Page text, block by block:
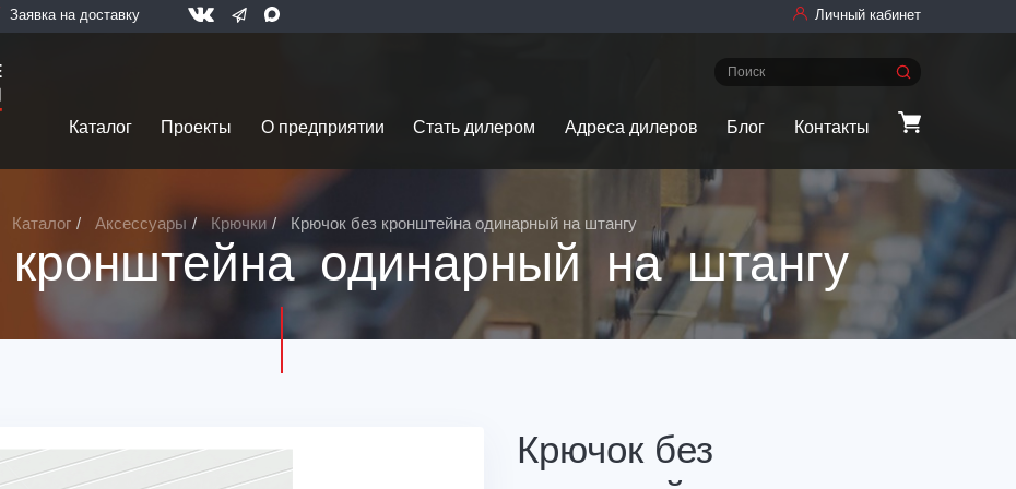
Заявка на доставку Личный кабинет
Каталог Проекты О предприятии Стать дилером Адреса дилеров Блог Контакты
Каталог Аксессуары Крючки Крючок без кронштейна одинарный на штангу
одинарный на штангу
Крючок без